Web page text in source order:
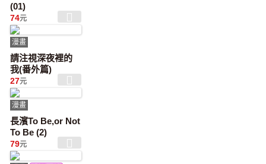
(01)
74元
漫畫
請注視深夜裡的
我(番外篇)
27元
漫畫
長濱To Be,or Not
To Be (2)
79元